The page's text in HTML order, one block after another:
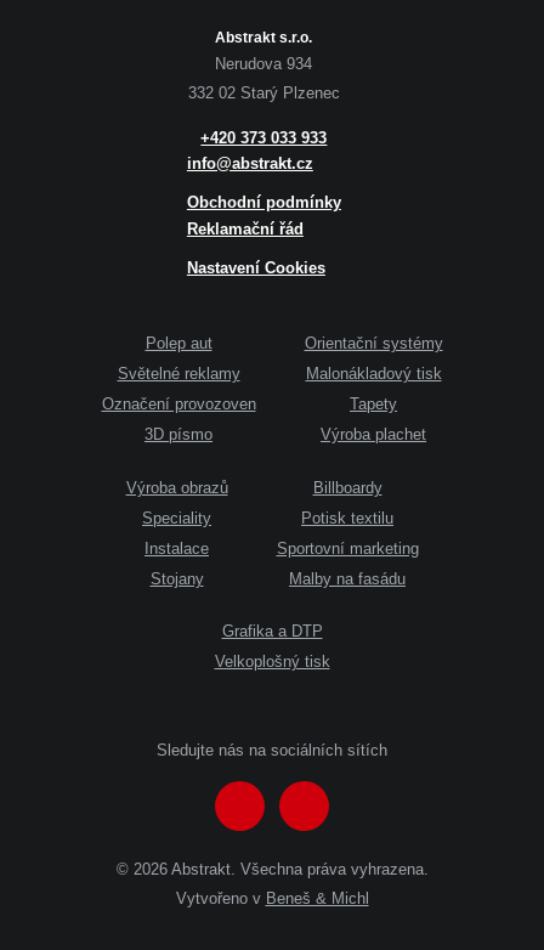
Abstrakt s.r.o.
Nerudova 934
332 02 Starý Plzenec
+420 373 033 933
info@abstrakt.cz
Obchodní podmínky
Reklamační řád
Nastavení Cookies
Polep aut
Světelné reklamy
Označení provozoven
3D písmo
Orientační systémy
Malonákladový tisk
Tapety
Výroba plachet
Výroba obrazů
Speciality
Instalace
Stojany
Billboardy
Potisk textilu
Sportovní marketing
Malby na fasádu
Grafika a DTP
Velkoplošný tisk
Sledujte nás na sociálních sítích
© 2026 Abstrakt. Všechna práva vyhrazena.
Vytvořeno v Beneš & Michl